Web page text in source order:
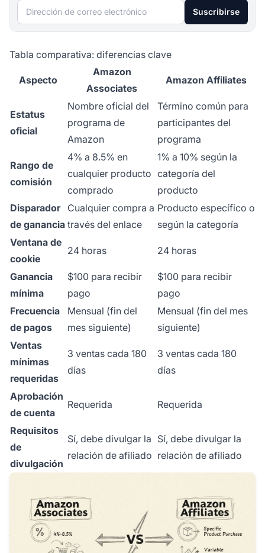
Dirección de correo electrónico Suscribirse
Tabla comparativa: diferencias clave
Aspecto
Amazon
Associates
Amazon Affiliates
Estatus
oficial
Nombre oficial del
programa de
Amazon
Término común para
participantes del
programa
Rango de
comisión
4% a 8.5% en
cualquier producto
comprado
1% a 10% según la
categoría del
producto
Disparador
de ganancia
Cualquier compra a
través del enlace
Producto específico o
según la categoría
Ventana de
cookie
24 horas 24 horas
Ganancia
mínima
$100 para recibir
pago
$100 para recibir
pago
Frecuencia
de pagos
Mensual (fin del
mes siguiente)
Mensual (fin del mes
siguiente)
Ventas
mínimas
requeridas
3 ventas cada 180
días
3 ventas cada 180
días
Aprobación
de cuenta
Requerida Requerida
Requisitos
de
divulgación
Sí, debe divulgar la
relación de afiliado
Sí, debe divulgar la
relación de afiliado